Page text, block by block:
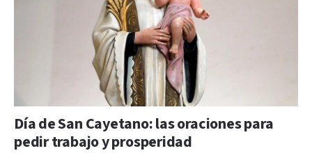
Día de San Cayetano: las oraciones para
pedir trabajo y prosperidad